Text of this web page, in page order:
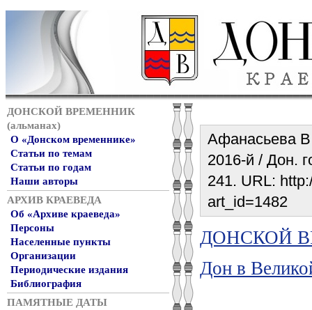
ДОНСКОЙ ВРЕМЕННИК
(альманах)
О «Донском временнике»
Статьи по темам
Статьи по годам
Наши авторы
АРХИВ КРАЕВЕДА
Об «Архиве краеведа»
Персоны
Населенные пункты
Организации
Периодические издания
Библиография
ПАМЯТНЫЕ ДАТЫ
Афанасьева
2016-й / Дон.
241. URL:
art_id=1482
ДОНСКОЙ
Дон в